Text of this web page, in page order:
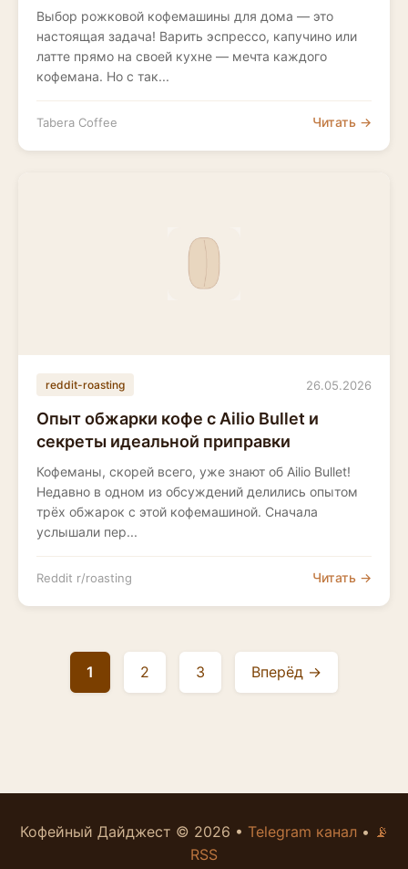
Выбор рожковой кофемашины для дома — это
настоящая задача! Варить эспрессо, капучино или
латте прямо на своей кухне — мечта каждого
кофемана. Но с так...
Tabera Coffee Читать →
reddit-roasting 26.05.2026
Опыт обжарки кофе с Ailio Bullet и
секреты идеальной приправки
Кофеманы, скорей всего, уже знают об Ailio Bullet!
Недавно в одном из обсуждений делились опытом
трёх обжарок с этой кофемашиной. Сначала
услышали пер...
Reddit r/roasting Читать →
1 2 3 Вперёд →
Кофейный Дайджест © 2026 • Telegram канал• 📡
RSS